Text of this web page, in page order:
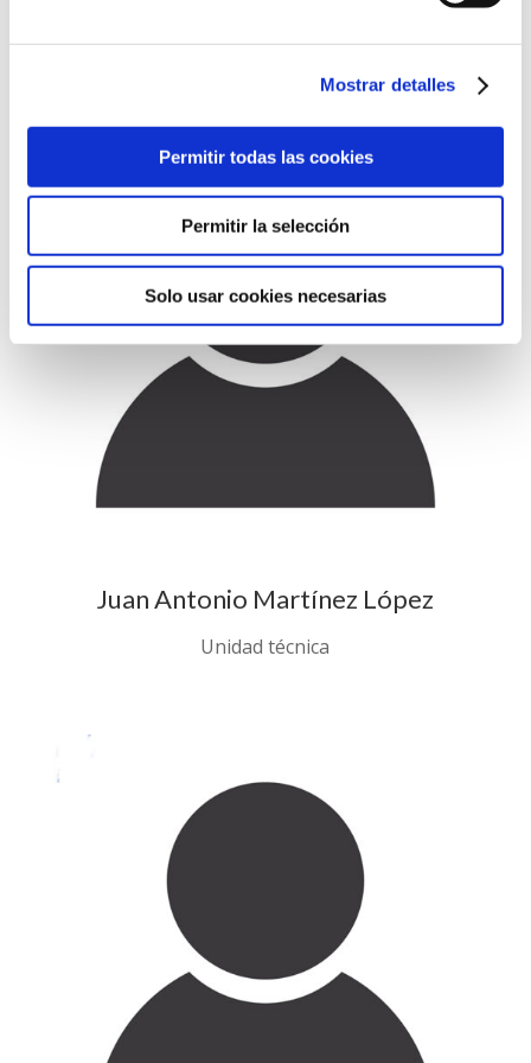
Mostrar detalles
Permitir todas las cookies
Permitir la selección
Solo usar cookies necesarias
Juan Antonio Martínez López
Unidad técnica